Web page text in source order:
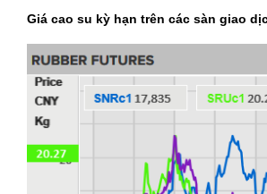
Giá cao su kỳ hạn trên các sàn giao